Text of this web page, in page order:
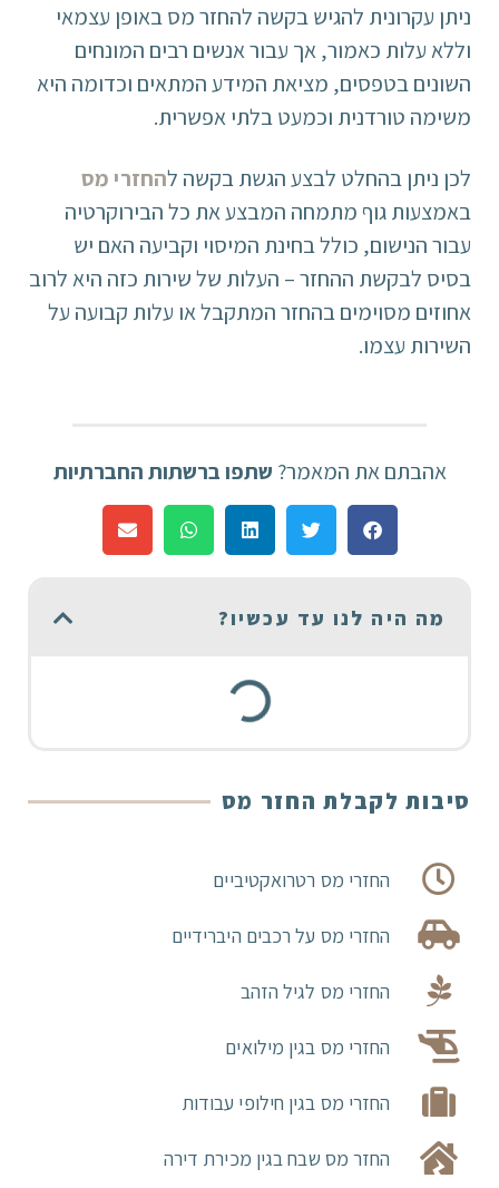
ניתן עקרונית להגיש בקשה להחזר מס באופן עצמאי
וללא עלות כאמור, אך עבור אנשים רבים המונחים
השונים בטפסים, מציאת המידע המתאים וכדומה היא
משימה טורדנית וכמעט בלתי אפשרית.
לכן ניתן בהחלט לבצע הגשת בקשה להחזרי מס
באמצעות גוף מתמחה המבצע את כל הבירוקרטיה
עבור הנישום, כולל בחינת המיסוי וקביעה האם יש
בסיס לבקשת ההחזר – העלות של שירות כזה היא לרוב
אחוזים מסוימים בהחזר המתקבל או עלות קבועה על
השירות עצמו.
אהבתם את המאמר? שתפו ברשתות החברתיות
מה היה לנו עד עכשיו?
סיבות לקבלת החזר מס
החזרי מס רטרואקטיביים
החזרי מס על רכבים היברידיים
החזרי מס לגיל הזהב
החזרי מס בגין מילואים
החזרי מס בגין חילופי עבודות
החזר מס שבח בגין מכירת דירה